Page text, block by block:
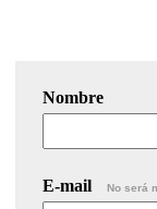
Nombre
E-mail No será